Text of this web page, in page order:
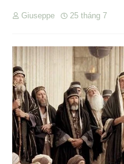
Giuseppe 25 tháng 7